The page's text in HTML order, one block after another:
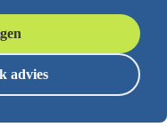
advies